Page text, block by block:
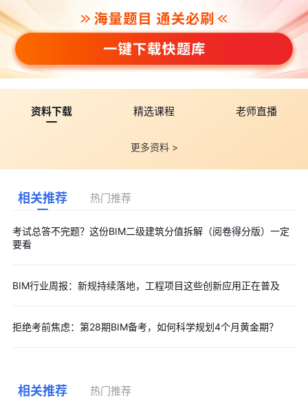
资料下载 精选课程 老师直播
更多资料 >
相关推荐 热门推荐
考试总答不完题？这份BIM二级建筑分值拆解（阅卷得分版）一定
要看
BIM行业周报：新规持续落地，工程项目这些创新应用正在普及
拒绝考前焦虑：第28期BIM备考，如何科学规划4个月黄金期？
相关推荐 热门推荐